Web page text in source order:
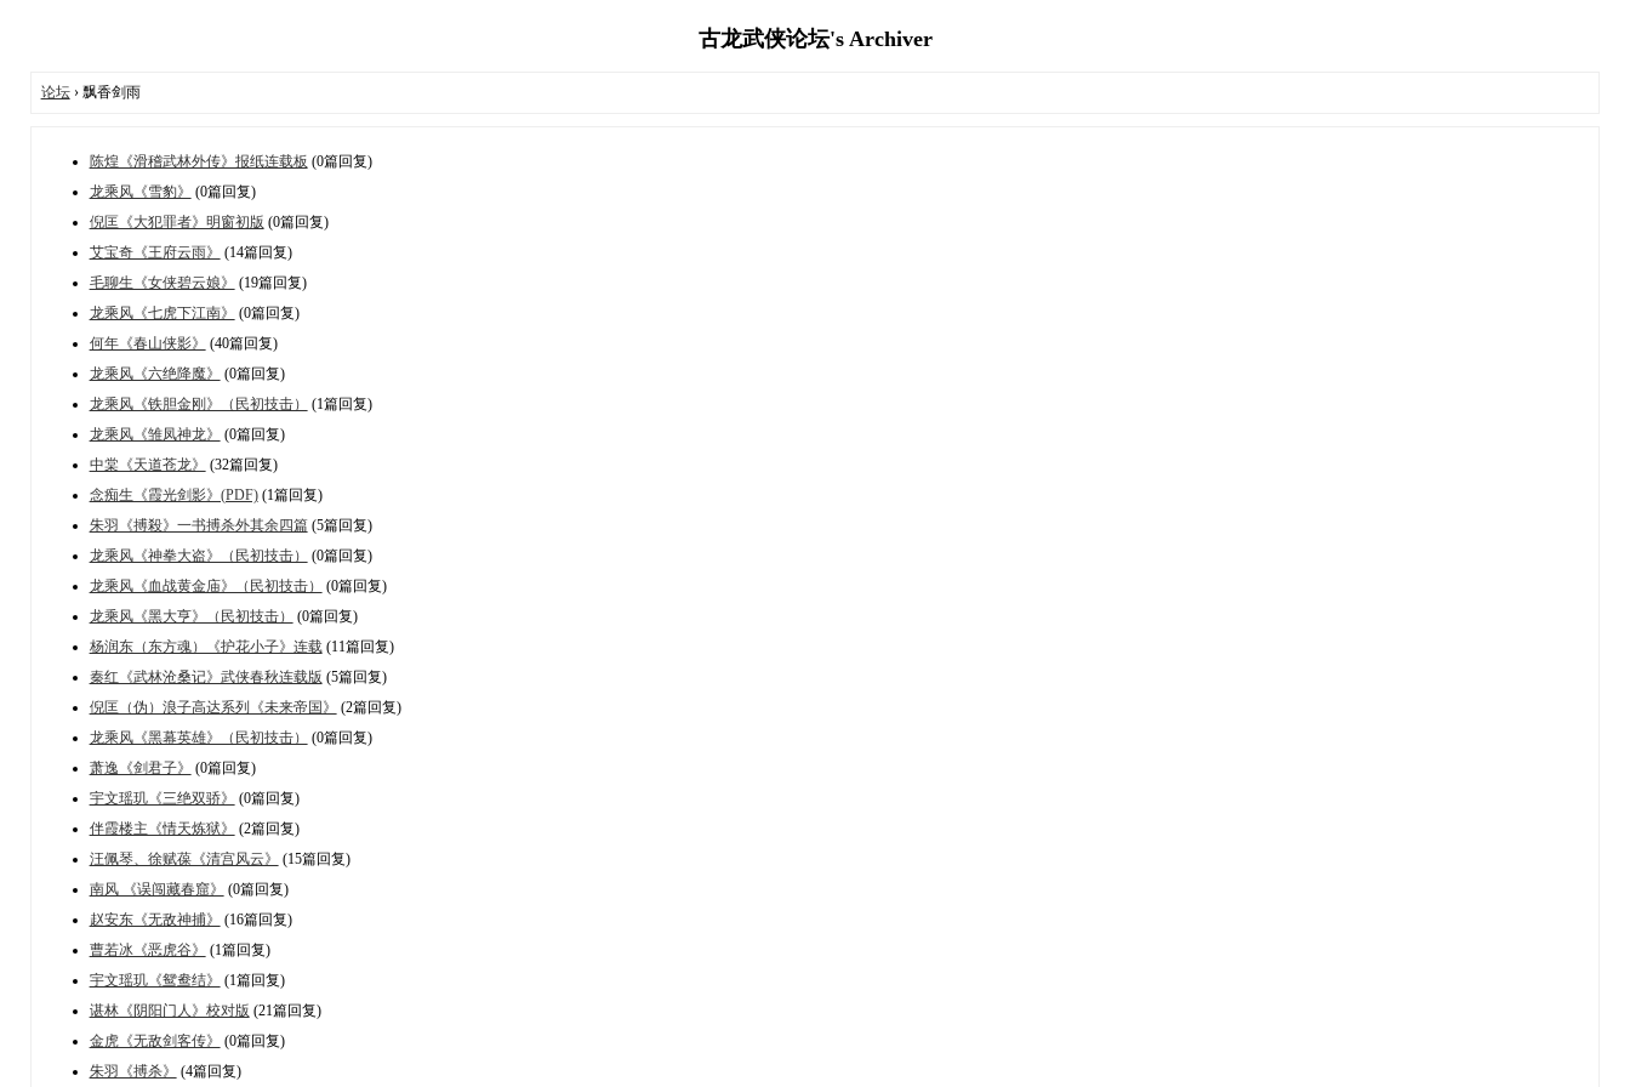
古龙武侠论坛's Archiver
论坛› 飘香剑雨
陈煌《滑稽武林外传》报纸连载板 (0篇回复)
龙乘风《雪豹》
(0篇回复)
倪匡《大犯罪者》明窗初版 (0篇回复)
艾宝奇《王府云雨》
(14篇回复)
毛聊生《女侠碧云娘》
(19篇回复)
龙乘风《七虎下江南》
(0篇回复)
何年《春山侠影》
(40篇回复)
龙乘风《六绝降魔》
(0篇回复)
龙乘风《铁胆金刚》（民初技击）
(1篇回复)
龙乘风《雏凤神龙》
(0篇回复)
中棠《天道苍龙》
(32篇回复)
念痴生《霞光剑影》(PDF)(1篇回复)
朱羽《搏殺》一书搏杀外其余四篇(5篇回复)
龙乘风《神拳大盗》（民初技击）
(0篇回复)
龙乘风《血战黄金庙》（民初技击）
(0篇回复)
龙乘风《黑大亨》（民初技击）
(0篇回复)
杨润东（东方魂）《护花小子》连载(11篇回复)
秦红《武林沧桑记》武侠春秋连载版 (5篇回复)
倪匡（伪）浪子高达系列《未来帝国》
(2篇回复)
龙乘风《黑幕英雄》（民初技击）
(0篇回复)
萧逸《剑君子》
(0篇回复)
宇文瑶玑《三绝双骄》
(0篇回复)
伴霞楼主《情天炼狱》
(2篇回复)
汪佩琴、徐赋葆《清宫风云》
(15篇回复)
南风 《误闯藏春窟》
(0篇回复)
赵安东《无敌神捕》
(16篇回复)
曹若冰《恶虎谷》
(1篇回复)
宇文瑶玑《鸳鸯结》
(1篇回复)
谌林《阴阳门人》校对版 (21篇回复)
金虎《无敌剑客传》
(0篇回复)
朱羽《搏杀》
(4篇回复)